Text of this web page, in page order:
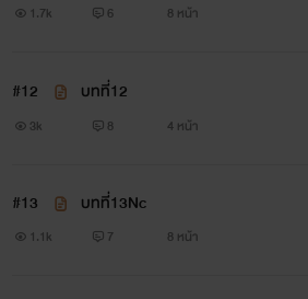
1.7k 6 8 หน้า
#12 บทที่12
3k 8 4 หน้า
#13 บทที่13Nc
1.1k 7 8 หน้า